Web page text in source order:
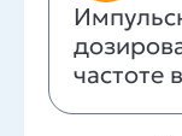
частоте